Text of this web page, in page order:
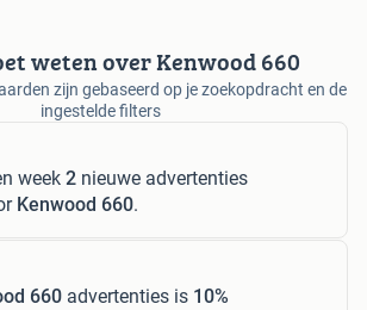
weten over Kenwood 660
zijn gebaseerd op je zoekopdracht en de
ingestelde filters
week 2 nieuwe advertenties
Kenwood 660.
660 advertenties is 10%